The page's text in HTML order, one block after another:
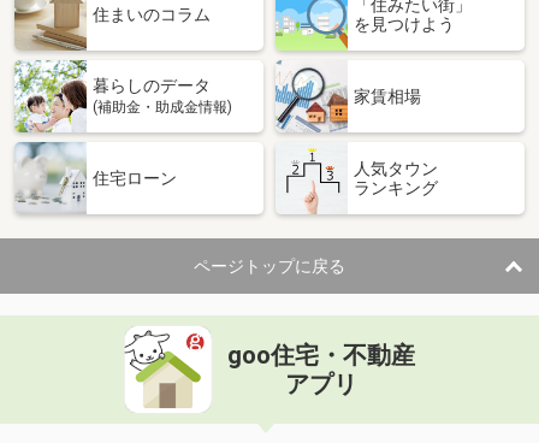
住まいのコラム
「住みたい街」
を見つけよう
暮らしのデータ
(補助金・助成金情報)
家賃相場
住宅ローン
人気タウン
ランキング
ページトップに戻る
goo住宅・不動産
アプリ